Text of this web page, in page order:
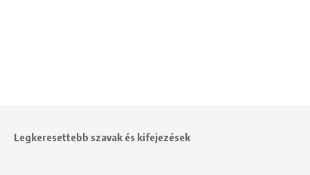
Legkeresettebb szavak és kifejezések